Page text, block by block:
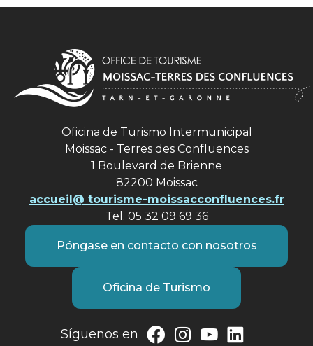
Oficina de Turismo Intermunicipal
Moissac - Terres des Confluences
1 Boulevard de Brienne
82200 Moissac
accueil@ tourisme-moissacconfluences.fr
Tel. 05 32 09 69 36
Póngase en contacto con nosotros
Oficina de Turismo
Síguenos en